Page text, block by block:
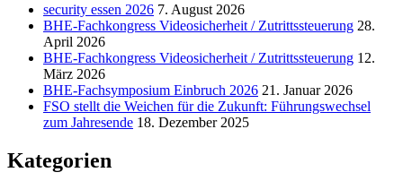
security essen 2026 7. August 2026
BHE-Fachkongress Videosicherheit / Zutrittssteuerung 28.
April 2026
BHE-Fachkongress Videosicherheit / Zutrittssteuerung 12.
März 2026
BHE-Fachsymposium Einbruch 2026 21. Januar 2026
FSO stellt die Weichen für die Zukunft: Führungswechsel
zum Jahresende 18. Dezember 2025
Kategorien